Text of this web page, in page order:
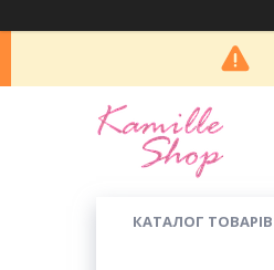
КАТАЛОГ ТОВАРІВ